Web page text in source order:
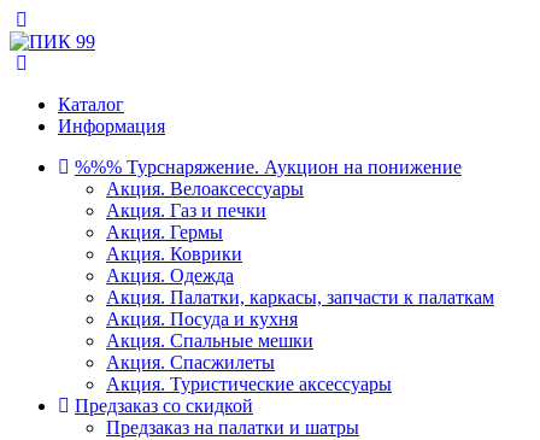
Каталог
Информация
%%% Турснаряжение. Аукцион на понижение
Акция. Велоаксессуары
Акция. Газ и печки
Акция. Гермы
Акция. Коврики
Акция. Одежда
Акция. Палатки, каркасы, запчасти к палаткам
Акция. Посуда и кухня
Акция. Спальные мешки
Акция. Спасжилеты
Акция. Туристические аксессуары
Предзаказ со скидкой
Предзаказ на палатки и шатры